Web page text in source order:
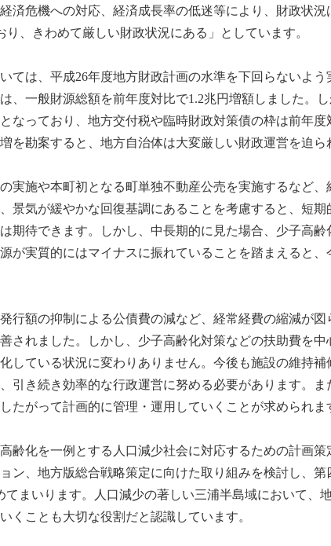
済危機への対応、経済成長率の低迷等により、財政状
、きわめて厳しい財政状況にある」としています。
ては、平成26年度地方財政計画の水準を下回らないよ
、一般財源総額を前年度対比で1.2兆円増額しました。
なっており、地方交付税や臨時財政対策債の枠は前年
を勘案すると、地方自治体は大変厳しい財政運営を迫ら
実施や本町初となる町単独不動産公売を実施するなど、
景気が緩やかな回復基調にあることを考慮すると、短
期待できます。しかし、中長期的に見た場合、少子高齢
が実質的にはマイナスに振れていることを踏まえると、
行額の抑制による公債費の減など、経常経費の縮減が図
されました。しかし、少子高齢化対策などの扶助費を
している状況に変わりありません。今後も施設の維持
引き続き効率的な行政運営に努める必要があります。ま
たがって計画的に管理・運用していくことが求められま
齢化を一例とする人口減少社会に対応するための計画
ン、地方版総合戦略策定に向けた取り組みを検討し、
てまいります。人口減少の著しい三浦半島域において、
くことも大切な役割だと認識しています。